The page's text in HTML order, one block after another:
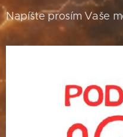
Napíšte prosím Vaše